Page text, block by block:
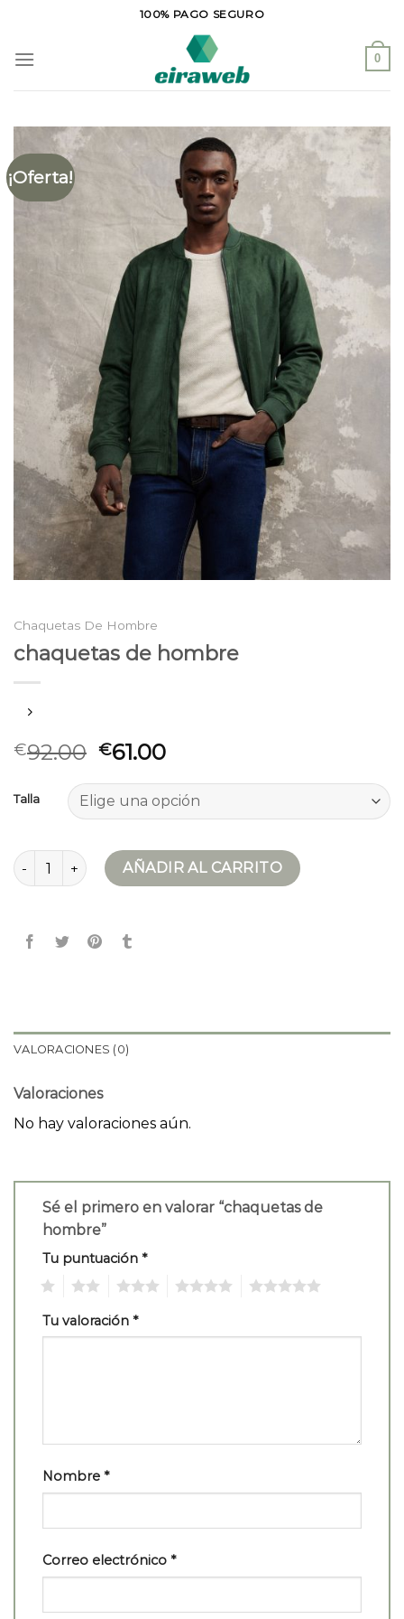
contenido
100% PAGO SEGURO
0
¡Oferta!
Chaquetas De Hombre
chaquetas de hombre
€92.00 €61.00
Talla
chaquetas de hombre cantidad
AÑADIR AL CARRITO
VALORACIONES (0)
Valoraciones
No hay valoraciones aún.
Sé el primero en valorar “chaquetas de
hombre”
Tu puntuación *
Tu valoración *
Nombre *
Correo electrónico *